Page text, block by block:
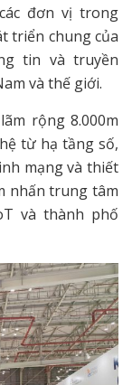
đơn vị trong
triển chung của
tin và truyền
và thế giới.
rộng 8.000m
từ hạ tầng số,
mạng và thiết
nhấn trung tâm
và thành phố